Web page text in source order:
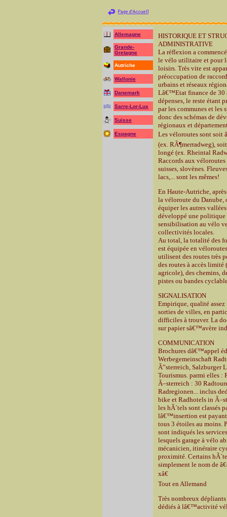
Allemagne
Grande-
Gretagne
Autriche
Wallonie
Danemark
Sarre-Lor-Lux
Suisse
Espagne
HISTORIQUE ET
ADMINISTRATIVE
La réflexion a
le vélo utilitaire et pour
loisirs. Très vite est
préoccupation de
urbains et réseaux
Lâ€™Etat finance de 30
dépenses, le reste étant
par les communes et les
donc des schémas de
régionaux et
Les véloroutes sont soit
(ex. RÃ¶merradweg),
longé (ex. Rheintal
Raccords aux véloroutes
suisses, slovènes.
lacs,... sont les mêmes!
En Haute-Autriche,
la véloroute du Danube,
équiper les autres
développé une politique
sensibilisation au vélo
collectivités locales.
Au total, la totalité des
est équipée en
utilisent des routes très
des routes à accès limité
agricole), des chemins,
pistes ou bandes
SIGNALISATION
Empirique, qualité assez
sorties de villes, en
difficiles à trouver. La
sur papier sâ€™avère
COMMUNICATION
Brochures dâ€™appel
Werbegemeinschaft
Ã”sterreich, Salzburger
Tourismus. parmi elles :
Ã–sterreich : 30
Radregionen... inclus
bike et Radhotels in
les hÃ´tels sont classés
lâ€™insertion est
tous 3 étoiles au moins.
sont indiqués les
lesquels garage à vélo
mécanicien, itinéraire
proximité. Certains
simplement le nom de
xâ€
Tout en Allemand
Très nombreux
dédiés à lâ€™activité